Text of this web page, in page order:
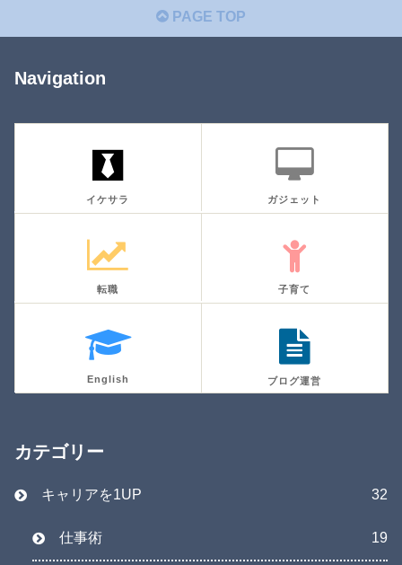
PAGE TOP
Navigation
イケサラ ガジェット
転職 子育て
English ブログ運営
カテゴリー
キャリアを1UP 32
仕事術 19